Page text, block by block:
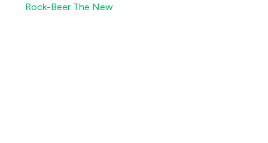
Rock-Beer The New